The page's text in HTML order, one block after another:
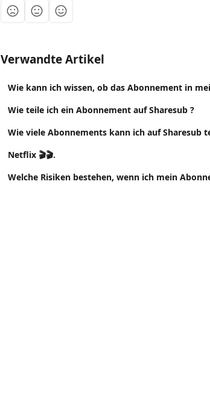
Verwandte Artikel
Wie kann ich wissen, ob das Abonnement in
Wie teile ich ein Abonnement auf Sharesub ?
Wie viele Abonnements kann ich auf Sharesub
Netflix 🎬🎬.
Welche Risiken bestehen, wenn ich mein